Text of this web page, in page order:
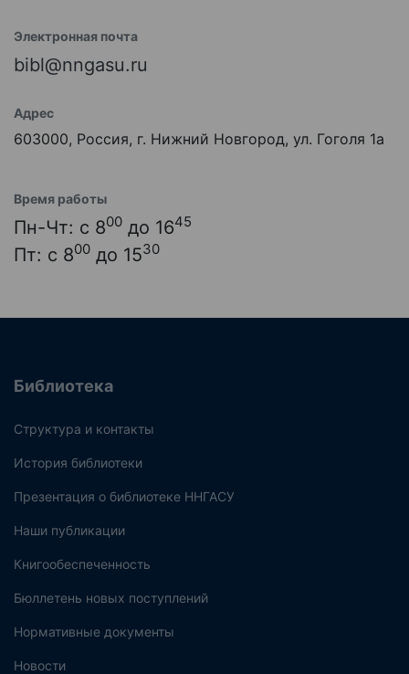
Электронная почта
bibl@nngasu.ru
Адрес
603000, Россия, г. Нижний Новгород, ул. Гоголя 1а
Время работы
Пн-Чт: с 800 до 1645
Пт: с 800 до 1530
Библиотека
Структура и контакты
История библиотеки
Презентация о библиотеке ННГАСУ
Наши публикации
Книгообеспеченность
Бюллетень новых поступлений
Нормативные документы
Новости